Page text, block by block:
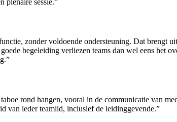
plenaire sessie.”
zonder voldoende ondersteuning. Dat brengt
begeleiding verliezen teams dan wel eens het
rond hangen, vooral in de communicatie van
van ieder teamlid, inclusief de leidinggevende.”